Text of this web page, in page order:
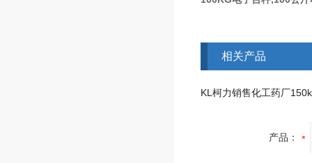
相关产品
产品：